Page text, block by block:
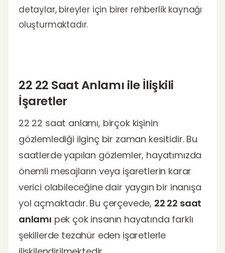
detaylar, bireyler için birer rehberlik kaynağı
oluşturmaktadır.
22 22 Saat Anlamı ile İlişkili
İşaretler
22 22 saat anlamı, birçok kişinin
gözlemlediği ilginç bir zaman kesitidir. Bu
saatlerde yapılan gözlemler, hayatımızda
önemli mesajların veya işaretlerin karar
verici olabileceğine dair yaygın bir inanışa
yol açmaktadır. Bu çerçevede, 22 22 saat
anlamı pek çok insanın hayatında farklı
şekillerde tezahür eden işaretlerle